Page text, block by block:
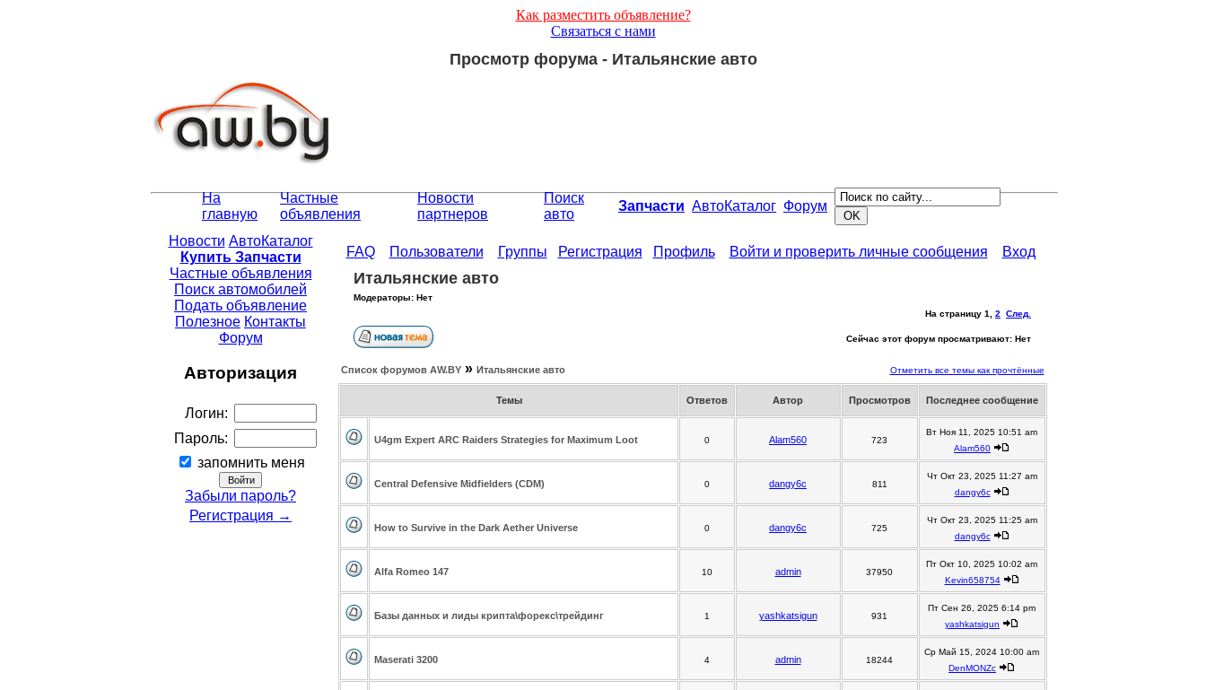
Как разместить объявление?
Связаться с нами
Просмотр форума - Итальянские авто
На
главную
Частные
объявления
Новости
партнеров
Поиск
авто
Запчасти АвтоКаталог Форум
Новости АвтоКаталог
Купить Запчасти
Частные объявления
Поиск автомобилей
Подать объявление
Полезное Контакты
Форум
Авторизация
Логин:
Пароль:
запомнить меня
Забыли пароль?
Регистрация →
FAQ Пользователи Группы Регистрация Профиль Войти и проверить личные сообщения Вход
Итальянские авто
Модераторы: Нет
На страницу 1 2 След.
Сейчас этот форум просматривают: Нет
Список форумов АW.BY» Итальянские авто Отметить все темы как прочтённые
Темы Ответов Автор Просмотров Последнее сообщение
U4gm Expert ARC Raiders Strategies for Maximum Loot 0 Alam560 723
Вт Ноя 11, 2025 10:51 am
Alam560
Central Defensive Midfielders (CDM) 0 dangy6c 811
Чт Окт 23, 2025 11:27 am
dangy6c
How to Survive in the Dark Aether Universe 0 dangy6c 725
Чт Окт 23, 2025 11:25 am
dangy6c
Alfa Romeo 147 10 admin 37950
Пт Окт 10, 2025 10:02 am
Kevin658754
Базы данных и лиды крипта\форекс\трейдинг 1 yashkatsigun 931
Пт Сен 26, 2025 6:14 pm
yashkatsigun
Maserati 3200 4 admin 18244
Ср Май 15, 2024 10:00 am
DenMONZc